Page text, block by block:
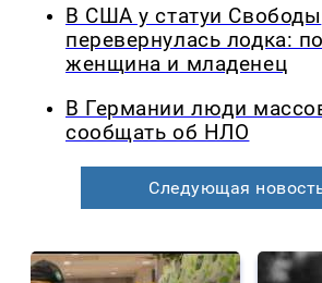
В США у статуи Свободы
перевернулась лодка:
женщина и младенец
В Германии люди
сообщать об НЛО
Следующая